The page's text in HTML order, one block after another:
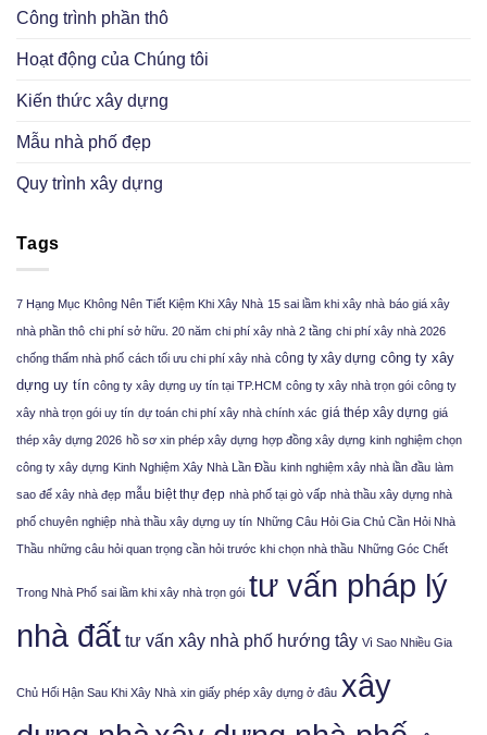
Công trình phần thô
Hoạt động của Chúng tôi
Kiến thức xây dựng
Mẫu nhà phố đẹp
Quy trình xây dựng
Tags
7 Hạng Mục Không Nên Tiết Kiệm Khi Xây Nhà 15 sai lầm khi xây nhà báo giá xây
nhà phần thô chi phí sở hữu. 20 năm chi phí xây nhà 2 tầng chi phí xây nhà 2026
chống thấm nhà phố cách tối ưu chi phí xây nhà công ty xây dựng công ty xây
dựng uy tín công ty xây dựng uy tín tại TP.HCM công ty xây nhà trọn gói công ty
xây nhà trọn gói uy tín dự toán chi phí xây nhà chính xác giá thép xây dựng giá
thép xây dựng 2026 hồ sơ xin phép xây dựng hợp đồng xây dựng kinh nghiệm chọn
công ty xây dựng Kinh Nghiệm Xây Nhà Lần Đầu kinh nghiệm xây nhà lần đầu làm
sao để xây nhà đẹp mẫu biệt thự đẹp nhà phố tại gò vấp nhà thầu xây dựng nhà
phố chuyên nghiệp nhà thầu xây dựng uy tín Những Câu Hỏi Gia Chủ Cần Hỏi Nhà
Thầu những câu hỏi quan trọng cần hỏi trước khi chọn nhà thầu Những Góc Chết
Trong Nhà Phố sai lầm khi xây nhà trọn gói tư vấn pháp lý
nhà đất tư vấn xây nhà phố hướng tây Vì Sao Nhiều Gia
Chủ Hối Hận Sau Khi Xây Nhà xin giấy phép xây dựng ở đâu xây